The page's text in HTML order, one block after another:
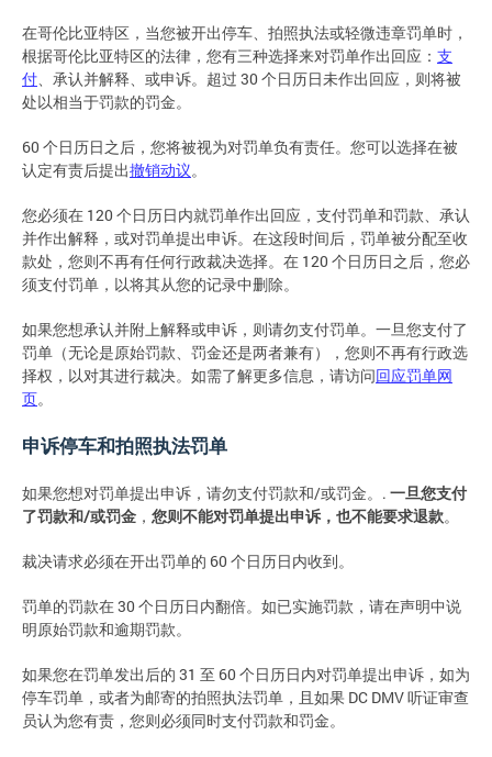
在哥伦比亚特区，当您被开出停车、拍照执法或轻微违章罚单时，
根据哥伦比亚特区的法律，您有三种选择来对罚单作出回应： 支
付、承认并解释、或申诉。超过 30 个日历日未作出回应，则将被
处以相当于罚款的罚金。
60 个日历日之后，您将被视为对罚单负有责任。您可以选择在被
认定有责后提出撤销动议。
您必须在 120 个日历日内就罚单作出回应，支付罚单和罚款、承认
并作出解释，或对罚单提出申诉。在这段时间后，罚单被分配至收
款处，您则不再有任何行政裁决选择。在 120 个日历日之后，您必
须支付罚单，以将其从您的记录中删除。
如果您想承认并附上解释或申诉，则请勿支付罚单。一旦您支付了
罚单（无论是原始罚款、罚金还是两者兼有），您则不再有行政选
择权，以对其进行裁决。如需了解更多信息，请访问回应罚单网
页。
申诉停车和拍照执法罚单
如果您想对罚单提出申诉，请勿支付罚款和/或罚金。. 一旦您支付
了罚款和/或罚金 ， 您则不能对罚单提出申诉，也不能要求退款。
裁决请求必须在开出罚单的 60 个日历日内收到。
罚单的罚款在 30 个日历日内翻倍。如已实施罚款，请在声明中说
明原始罚款和逾期罚款。
如果您在罚单发出后的 31 至 60 个日历日内对罚单提出申诉，如为
停车罚单，或者为邮寄的拍照执法罚单，且如果 DC DMV 听证审查
员认为您有责，您则必须同时支付罚款和罚金。